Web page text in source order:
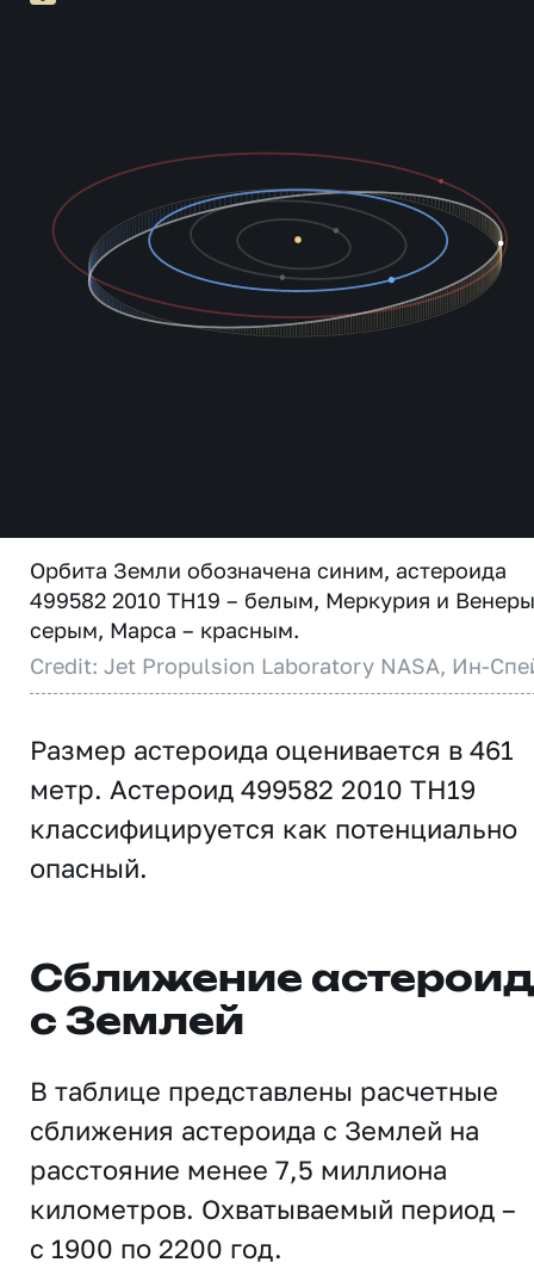
Орбита Земли обозначена синим, астероида
499582 2010 TH19 – белым, Меркурия и
серым, Марса – красным.
Credit: Jet Propulsion Laboratory NASA, Ин-
Размер астероида оценивается в 461
метр. Астероид 499582 2010 TH19
классифицируется как потенциально
опасный.
Сближение
с Землей
В таблице представлены расчетные
сближения астероида с Землей на
расстояние менее 7,5 миллиона
километров. Охватываемый период –
с 1900 по 2200 год.